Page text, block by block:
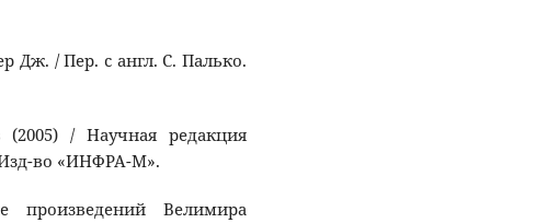
Дж. / Пер. с англ. С. Палько.
/ Научная редакция
Изд-во «ИНФРА-М».
произведений Велимира